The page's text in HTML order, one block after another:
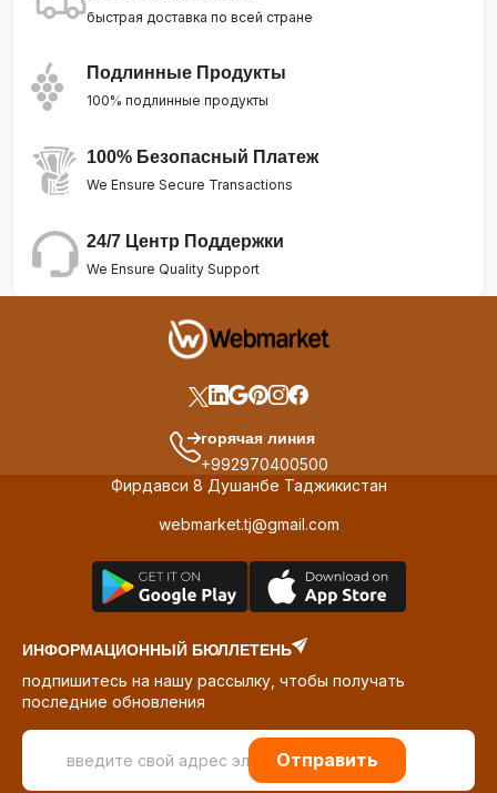
быстрая доставка по всей стране
Подлинные Продукты
100% подлинные продукты
100% Безопасный Платеж
We Ensure Secure Transactions
24/7 Центр Поддержки
We Ensure Quality Support
горячая линия
+992970400500
Фирдавси 8 Душанбе Таджикистан
webmarket.tj@gmail.com
ИНФОРМАЦИОННЫЙ БЮЛЛЕТЕНЬ
подпишитесь на нашу рассылку, чтобы получать
последние обновления
Отправить